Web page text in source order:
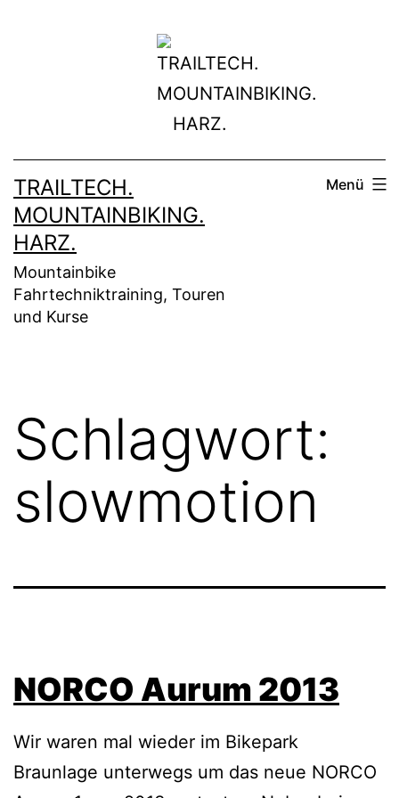
TRAILTECH.
MOUNTAINBIKING.
HARZ.
Mountainbike
Fahrtechniktraining, Touren
und Kurse
Menü
Schlagwort:
slowmotion
NORCO Aurum 2013
Wir waren mal wieder im Bikepark
Braunlage unterwegs um das neue NORCO